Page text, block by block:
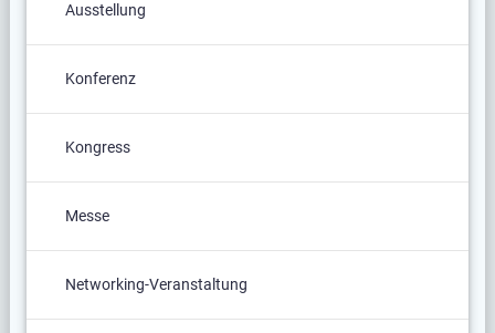
Ausstellung
Konferenz
Kongress
Messe
Networking-Veranstaltung